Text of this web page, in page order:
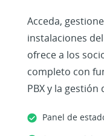
Acceda,
instalaciones
ofrece a los
completo con
PBX y la
Panel de